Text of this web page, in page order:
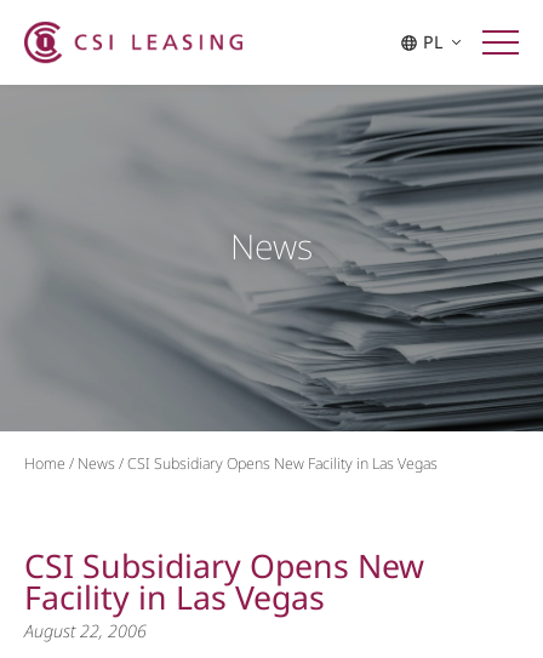
PL
News
Home / News/CSI Subsidiary Opens New Facility in Las Vegas
CSI Subsidiary Opens New
Facility in Las Vegas
August 22, 2006